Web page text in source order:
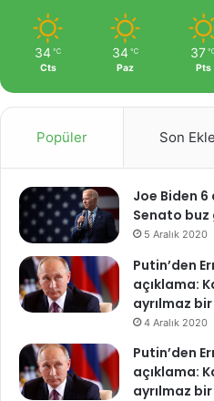
34 ℃
Cts
34 ℃
Paz
37
Pts
Popüler Son
Joe Biden 6
Senato buz
5 Aralık 2020
Putin’den
açıklama:
ayrılmaz
4 Aralık 2020
Putin’den
açıklama:
ayrılmaz